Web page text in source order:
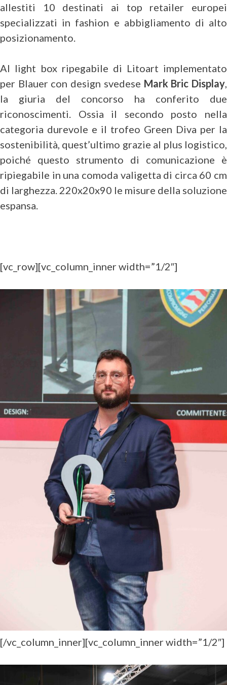
allestiti 10 destinati ai top retailer europei
specializzati in fashion e abbigliamento di alto
posizionamento.
Al light box ripegabile di Litoart implementato
per Blauer con design svedese Mark Bric Display
la giuria del concorso ha conferito due
riconoscimenti. Ossia il secondo posto nella
categoria durevole e il trofeo Green Diva per la
sostenibilità, quest’ultimo grazie al plus logistico,
poiché questo strumento di comunicazione è
ripiegabile in una comoda valigetta di circa 60 cm
di larghezza. 220x20x90 le misure della soluzione
espansa.
[vc_row][vc_column_inner width=”1/2″]
[/vc_column_inner][vc_column_inner width=”1/2″]